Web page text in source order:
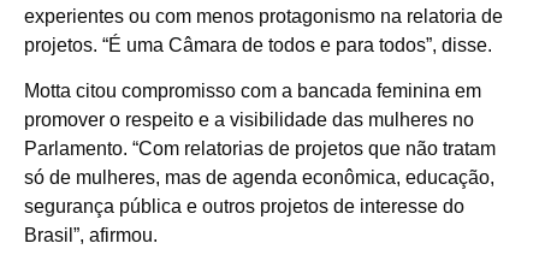
experientes ou com menos protagonismo na relatoria de
projetos. “É uma Câmara de todos e para todos”, disse.
Motta citou compromisso com a bancada feminina em
promover o respeito e a visibilidade das mulheres no
Parlamento. “Com relatorias de projetos que não tratam
só de mulheres, mas de agenda econômica, educação,
segurança pública e outros projetos de interesse do
Brasil”, afirmou.